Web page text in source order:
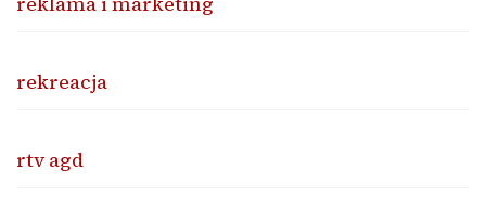
rekreacja
rtv agd